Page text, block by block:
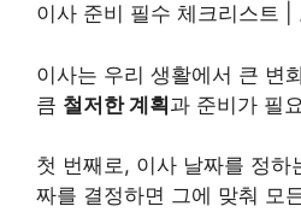
이사 준비 필수 체크리스트 |
이사는 우리 생활에서 큰 변
큼 철저한 계획과 준비가 필
첫 번째로, 이사 날짜를 정하
짜를 결정하면 그에 맞춰 모